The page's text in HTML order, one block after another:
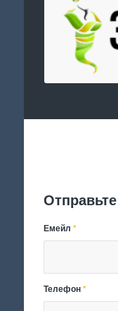
Емейл*
Телефон*